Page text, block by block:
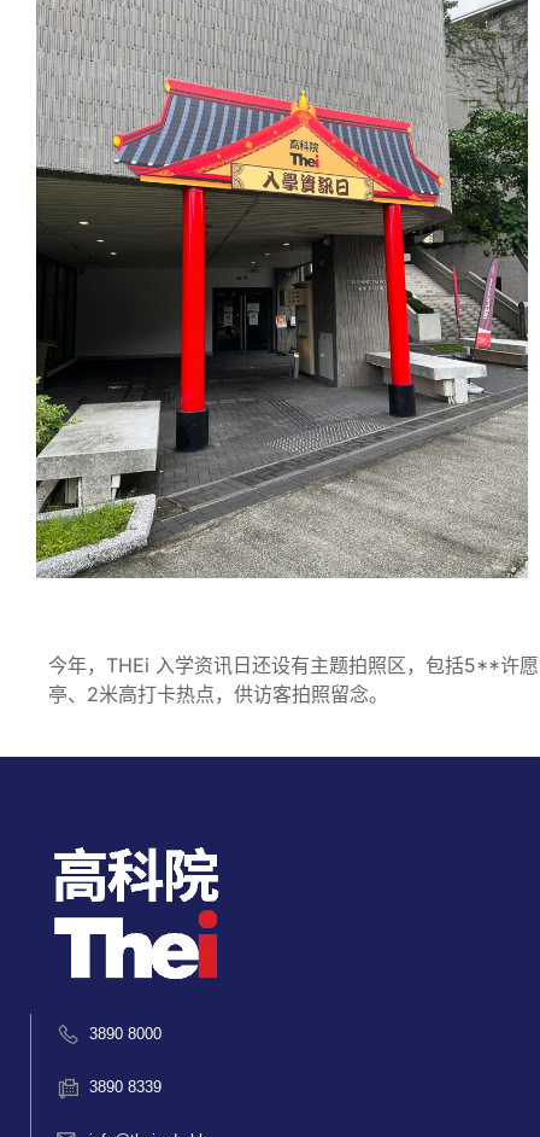
今年，THEi 入学资讯日还设有主题拍照区，包括5**许愿
亭、2米高打卡热点，供访客拍照留念。
3890 8000
3890 8339